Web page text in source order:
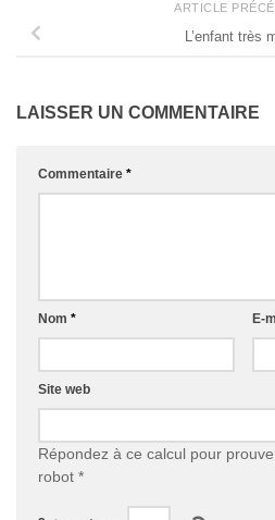
ARTICLE
L’enfant très
LAISSER UN COMMENTAIRE
Commentaire *
Nom * E-
Site web
Répondez à ce calcul pour
robot *